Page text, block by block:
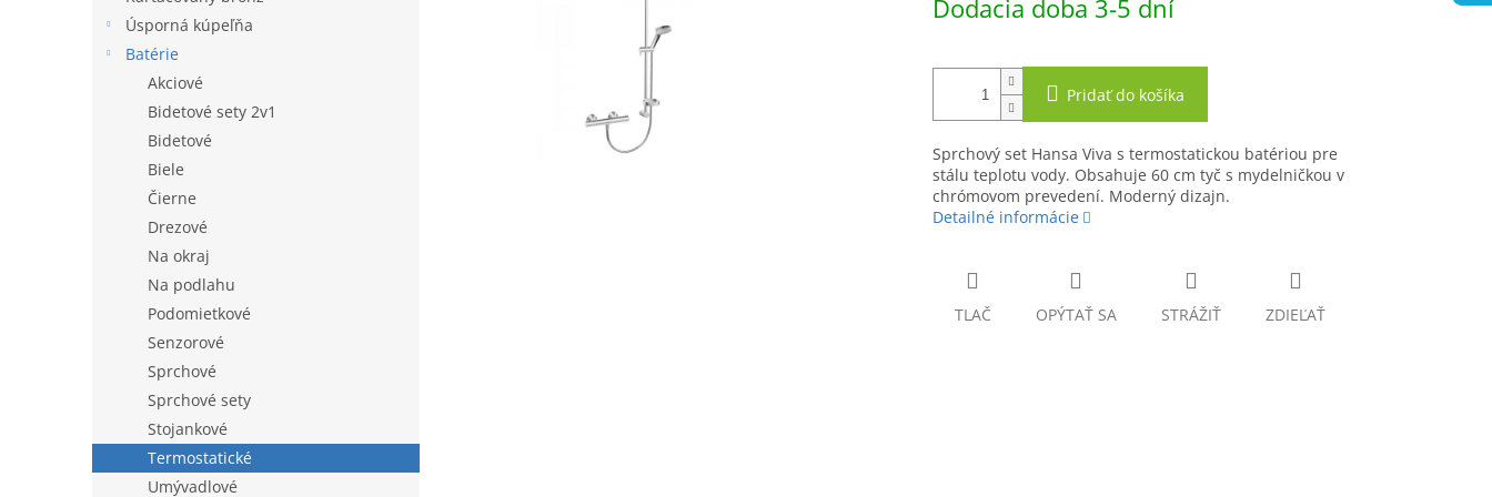
Úsporná kúpeľňa
Batérie
Akciové
Bidetové sety 2v1
Bidetové
Biele
Čierne
Drezové
Na okraj
Na podlahu
Podomietkové
Senzorové
Sprchové
Sprchové sety
Stojankové
Termostatické
Umývadlové
cena:
Dodacia doba 3-5 dní
Pridať do košíka
Sprchový set Hansa Viva s termostatickou batériou pre
stálu teplotu vody. Obsahuje 60 cm tyč s mydelničkou v
chrómovom prevedení. Moderný dizajn.
Detailné informácie
TLAČ OPÝTAŤ SA STRÁŽIŤ ZDIEĽAŤ